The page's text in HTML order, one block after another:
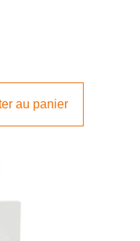
au panier